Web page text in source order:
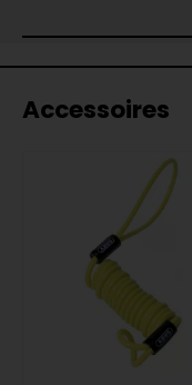
Accessoires